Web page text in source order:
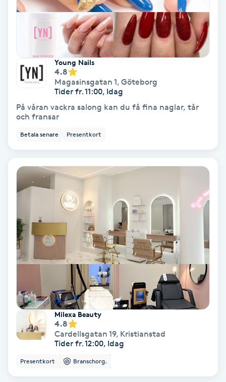
Celluliter
Coachning
Color correction
Cryoterapi
Dermapen
Diamantslipning
Enzympeeling
Extensions
Extensions borttagning
Eyeliner-tatuering
Face framing
Young Nails
4.8
Magasinsgatan 1, Göteborg
Tider fr. 11:00, Idag
På våran vackra salong kan du få fina naglar, tår
och fransar
Betala senare Presentkort
Milexa Beauty
4.8
Cardellsgatan 19, Kristianstad
Tider fr. 12:00, Idag
Presentkort Branschorg.